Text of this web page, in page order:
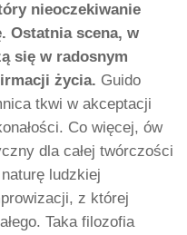
nieoczekiwanie
Ostatnia scena, w
się w radosnym
życia. Guido
tkwi w akceptacji
Co więcej, ów
dla całej twórczości
ludzkiej
z której
Taka filozofia